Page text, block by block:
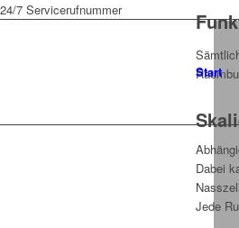
24/7 Servicerufnummer
Start
Dabei
Jede